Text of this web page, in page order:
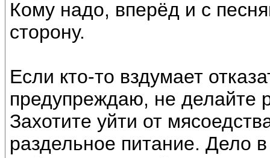
Кому надо, вперёд и с
сторону.
Если кто-то вздумает
предупреждаю, не делайте
Захотите уйти от
раздельное питание. Дело